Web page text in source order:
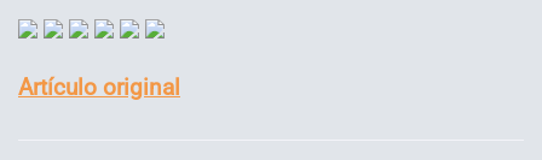
Artículo original